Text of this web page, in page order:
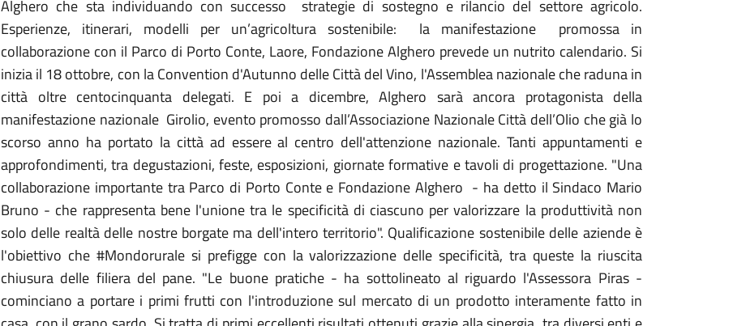
Alghero che sta individuando con successo strategie di sostegno e rilancio del settore agricolo.
Esperienze, itinerari, modelli per un’agricoltura sostenibile: la manifestazione promossa in
collaborazione con il Parco di Porto Conte, Laore, Fondazione Alghero prevede un nutrito calendario. Si
inizia il 18 ottobre, con la Convention d'Autunno delle Città del Vino, l'Assemblea nazionale che raduna in
città oltre centocinquanta delegati. E poi a dicembre, Alghero sarà ancora protagonista della
manifestazione nazionale Girolio, evento promosso dall’Associazione Nazionale Città dell’Olio che già lo
scorso anno ha portato la città ad essere al centro dell'attenzione nazionale. Tanti appuntamenti e
approfondimenti, tra degustazioni, feste, esposizioni, giornate formative e tavoli di progettazione. "Una
collaborazione importante tra Parco di Porto Conte e Fondazione Alghero - ha detto il Sindaco Mario
Bruno - che rappresenta bene l'unione tra le specificità di ciascuno per valorizzare la produttività non
solo delle realtà delle nostre borgate ma dell'intero territorio". Qualificazione sostenibile delle aziende è
l'obiettivo che #Mondorurale si prefigge con la valorizzazione delle specificità, tra queste la riuscita
chiusura delle filiera del pane. "Le buone pratiche - ha sottolineato al riguardo l'Assessora Piras -
cominciano a portare i primi frutti con l'introduzione sul mercato di un prodotto interamente fatto in